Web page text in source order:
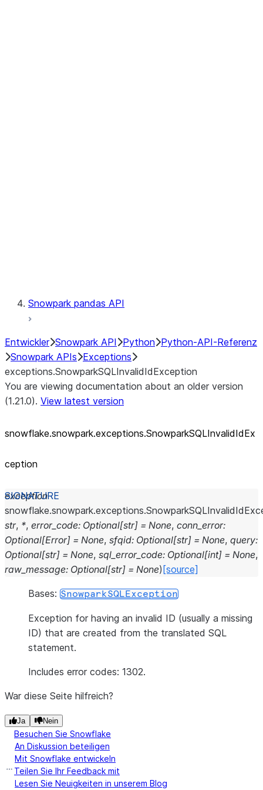
Snowpark pandas API
Entwickler Snowpark API Python Python-API-Referenz
Snowpark APIs Exceptions
exceptions.SnowparkSQLInvalidIdException
You are viewing documentation about an older version
(1.21.0). View latest version
snowflake.snowpark.exceptions.SnowparkSQLInvalidIdEx
ception
exception
snowflake.snowpark.exceptions.
str, *, error_code: Optional[str] = None, conn_error:
Optional[Error] = None, sfqid: Optional[str] = None, query:
Optional[str] = None, sql_error_code: Optional[int] = None,
raw_message: Optional[str] = None) [source]
Bases: SnowparkSQLException
Exception for having an invalid ID (usually a missing
ID) that are created from the translated SQL
statement.
Includes error codes: 1302.
War diese Seite hilfreich?
Ja Nein
Besuchen Sie Snowflake
An Diskussion beteiligen
Mit Snowflake entwickeln
Teilen Sie Ihr Feedback mit
Lesen Sie Neuigkeiten in unserem Blog